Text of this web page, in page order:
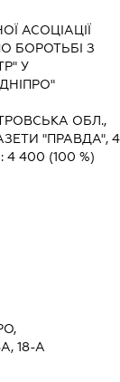
АСОЦІАЦІЇ
БОРОТЬБІ З
У
ОБЛ.,
"ПРАВДА",
4 400 (100 %)
18-А